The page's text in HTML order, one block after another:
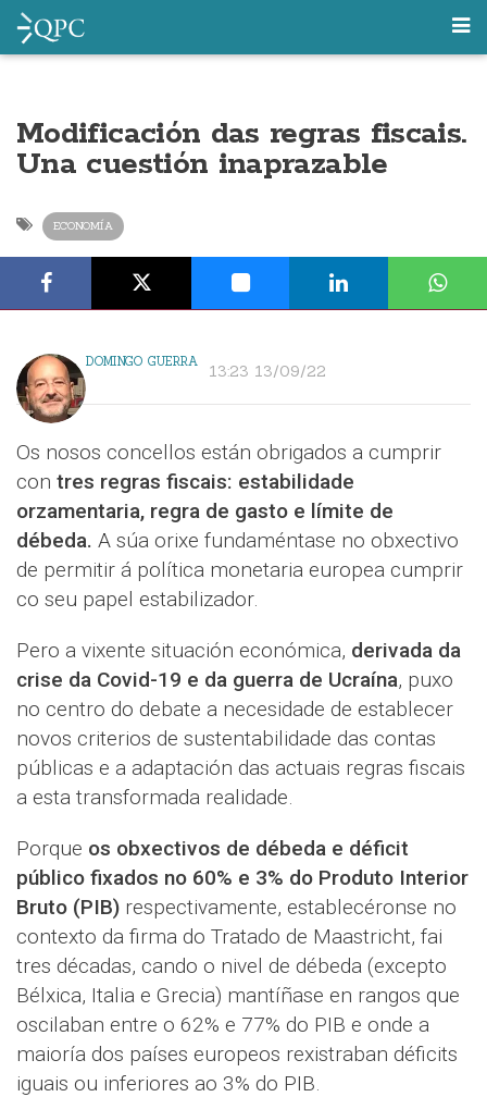
Modificación das regras fiscais.
Una cuestión inaprazable
ECONOMÍA
DOMINGO GUERRA 13:23 13/09/22
Os nosos concellos están obrigados a cumprir
con tres regras fiscais: estabilidade
orzamentaria, regra de gasto e límite de
débeda. A súa orixe fundaméntase no obxectivo
de permitir á política monetaria europea cumprir
co seu papel estabilizador.
Pero a vixente situación económica, derivada da
crise da Covid-19 e da guerra de Ucraína, puxo
no centro do debate a necesidade de establecer
novos criterios de sustentabilidade das contas
públicas e a adaptación das actuais regras fiscais
a esta transformada realidade.
Porque os obxectivos de débeda e déficit
público fixados no 60% e 3% do Produto Interior
Bruto (PIB) respectivamente, establecéronse no
contexto da firma do Tratado de Maastricht, fai
tres décadas, cando o nivel de débeda (excepto
Bélxica, Italia e Grecia) mantíñase en rangos que
oscilaban entre o 62% e 77% do PIB e onde a
maioría dos países europeos rexistraban déficits
iguais ou inferiores ao 3% do PIB.